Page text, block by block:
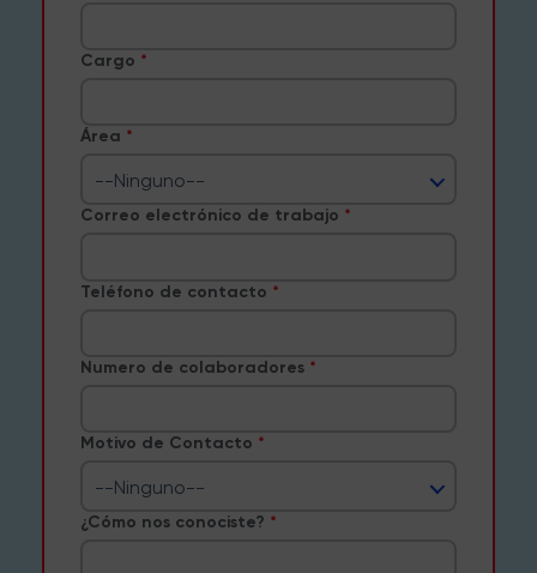
Cargo
Área
--Ninguno--
Correo electrónico de trabajo
Teléfono de contacto
Numero de colaboradores
Motivo de Contacto
--Ninguno--
¿Cómo nos conociste?